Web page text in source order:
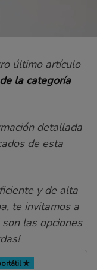
último artículo
la categoría
detallada
de esta
y de alta
te invitamos a
las opciones
✯